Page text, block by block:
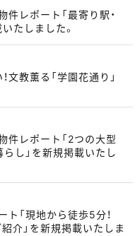
件レポート「最寄り駅・
たしました。
文教薫る「学園花通り」
件レポート「2つの大型
し」を新規掲載いたし
ト「現地から徒歩5分！
介」を新規掲載いたしま